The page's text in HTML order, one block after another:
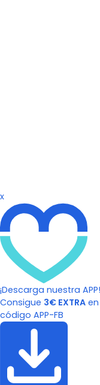
x
¡Descarga nuestra APP!
Consigue 3€ EXTRA
código APP-FB